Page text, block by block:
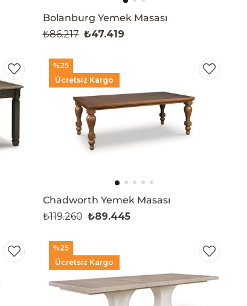
Bolanburg Yemek Masası
₺47.419
₺86.217
Chadworth Yemek Masası
₺89.445
₺119.260
Ücretsiz Kargo
%25
Ücretsiz Kargo
%25